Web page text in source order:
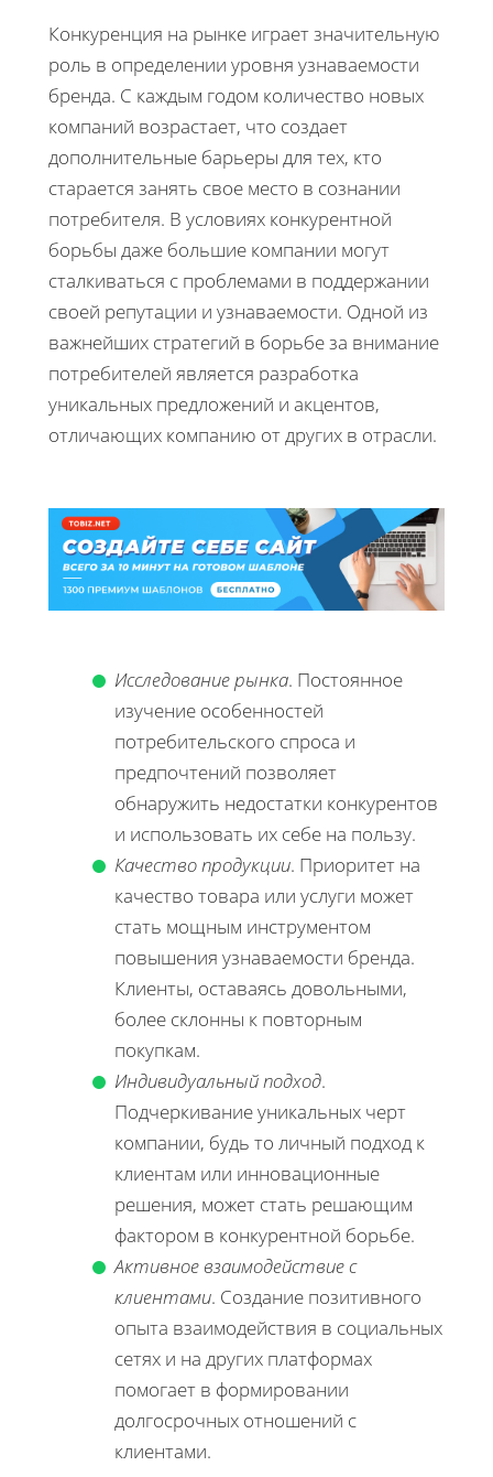
Конкуренция на рынке играет значительную
роль в определении уровня узнаваемости
бренда. С каждым годом количество новых
компаний возрастает, что создает
дополнительные барьеры для тех, кто
старается занять свое место в сознании
потребителя. В условиях конкурентной
борьбы даже большие компании могут
сталкиваться с проблемами в поддержании
своей репутации и узнаваемости. Одной из
важнейших стратегий в борьбе за внимание
потребителей является разработка
уникальных предложений и акцентов,
отличающих компанию от других в отрасли.
Исследование рынка. Постоянное
изучение особенностей
потребительского спроса и
предпочтений позволяет
обнаружить недостатки конкурентов
и использовать их себе на пользу.
Качество продукции. Приоритет на
качество товара или услуги может
стать мощным инструментом
повышения узнаваемости бренда.
Клиенты, оставаясь довольными,
более склонны к повторным
покупкам.
Индивидуальный подход.
Подчеркивание уникальных черт
компании, будь то личный подход к
клиентам или инновационные
решения, может стать решающим
фактором в конкурентной борьбе.
Активное взаимодействие с
клиентами. Создание позитивного
опыта взаимодействия в социальных
сетях и на других платформах
помогает в формировании
долгосрочных отношений с
клиентами.